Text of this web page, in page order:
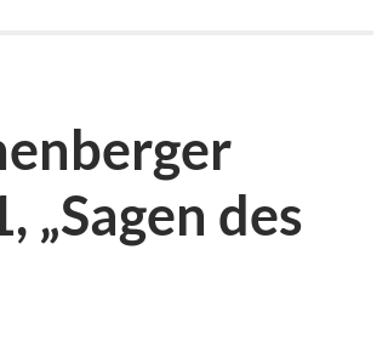
„Sagen des